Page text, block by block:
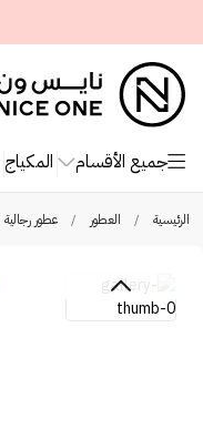
جميع الأقسام المكياج
الرئيسية / العطور / عطور رجالية